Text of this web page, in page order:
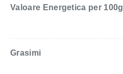
Valoare Energetica per 100g
Grasimi